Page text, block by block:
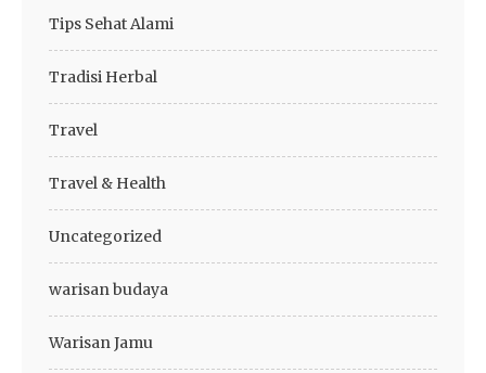
Tips Sehat Alami
Tradisi Herbal
Travel
Travel & Health
Uncategorized
warisan budaya
Warisan Jamu